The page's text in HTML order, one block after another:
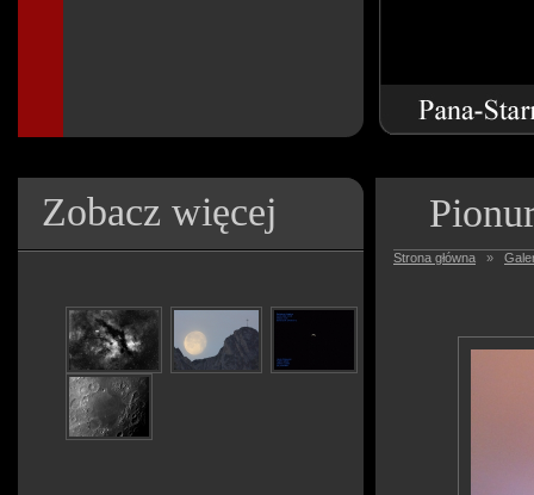
Zobacz więcej
Strona główna »